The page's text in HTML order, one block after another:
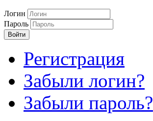
Логин
Пароль
Войти
Регистрация
Забыли логин?
Забыли пароль?